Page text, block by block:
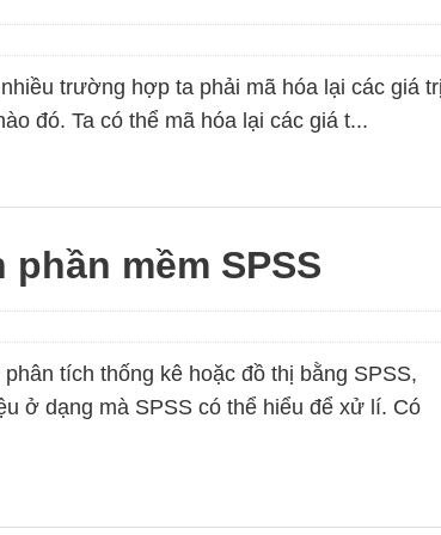
trường hợp ta phải mã hóa lại các giá
đó. Ta có thể mã hóa lại các giá t...
mềm SPSS
tích thống kê hoặc đồ thị bằng SPSS,
ở dạng mà SPSS có thể hiểu để xử lí. Có